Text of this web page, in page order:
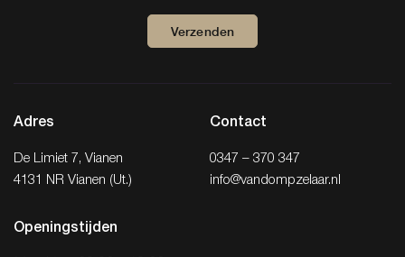
Verzenden
Adres
De Limiet 7, Vianen
4131 NR Vianen (Ut.)
Contact
0347 – 370 347
info@vandompzelaar.nl
Openingstijden